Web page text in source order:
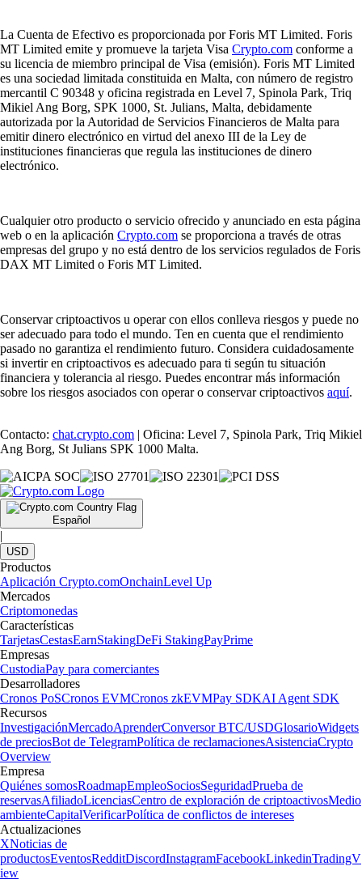
La Cuenta de Efectivo es proporcionada por Foris MT Limited. Foris
MT Limited emite y promueve la tarjeta Visa Crypto.com conforme a
su licencia de miembro principal de Visa (emisión). Foris MT Limited
es una sociedad limitada constituida en Malta, con número de registro
mercantil C 90348 y oficina registrada en Level 7, Spinola Park, Triq
Mikiel Ang Borg, SPK 1000, St. Julians, Malta, debidamente
autorizada por la Autoridad de Servicios Financieros de Malta para
emitir dinero electrónico en virtud del anexo III de la Ley de
instituciones financieras que regula las instituciones de dinero
electrónico.
Cualquier otro producto o servicio ofrecido y anunciado en esta página
web o en la aplicación Crypto.com se proporciona a través de otras
empresas del grupo y no está dentro de los servicios regulados de Foris
DAX MT Limited o Foris MT Limited.
Conservar criptoactivos u operar con ellos conlleva riesgos y puede no
ser adecuado para todo el mundo. Ten en cuenta que el rendimiento
pasado no garantiza el rendimiento futuro. Considera cuidadosamente
si invertir en criptoactivos es adecuado para ti según tu situación
financiera y tolerancia al riesgo. Puedes encontrar más información
sobre los riesgos asociados con operar o conservar criptoactivos aquí.
Contacto: chat.crypto.com | Oficina: Level 7, Spinola Park, Triq Mikiel
Ang Borg, St Julians SPK 1000 Malta.
Español
|
USD
Productos
Aplicación Crypto.comOnchainLevel Up
Mercados
Criptomonedas
Características
TarjetasCestasEarnStakingDeFi StakingPayPrime
Empresas
CustodiaPay para comerciantes
Desarrolladores
Cronos PoSCronos EVMCronos zkEVMPay SDKAI Agent SDK
Recursos
InvestigaciónMercadoAprenderConversor BTC/USDGlosarioWidgets
de preciosBot de TelegramPolítica de reclamacionesAsistenciaCrypto
Overview
Empresa
Quiénes somosRoadmapEmpleoSociosSeguridadPrueba de
reservasAfiliadoLicenciasCentro de exploración de criptoactivosMedio
ambienteCapitalVerificarPolítica de conflictos de intereses
Actualizaciones
XNoticias de
productosEventosRedditDiscordInstagramFacebookLinkedinTradingV
iew